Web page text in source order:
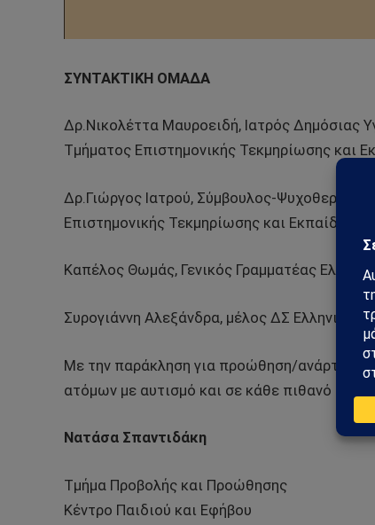
ΣΥΝΤΑΚΤΙΚΗ ΟΜΑΔΑ
Δρ.Νικολέττα Μαυροειδή, Ιατρός Δημόσιας
Τμήματος Επιστημονικής Τεκμηρίωσης και
Δρ.Γιώργος Ιατρού, Σύμβουλος-
Επιστημονικής Τεκμηρίωσης και
Καπέλος Θωμάς, Γενικός Γραμματέας
Συρογιάννη Αλεξάνδρα, μέλος ΔΣ
Με την παράκληση για προώθηση/ανάρτηση/
ατόμων με αυτισμό και σε κάθε πιθανό
Nατάσα Σπαντιδάκη
Τμήμα Προβολής και Προώθησης
Κέντρο Παιδιού και Εφήβου